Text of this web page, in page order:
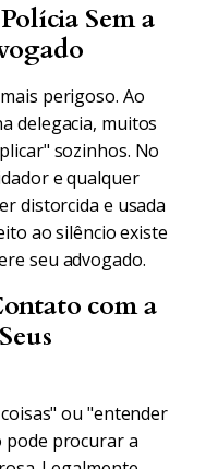
Sem a
perigoso. Ao
delegacia, muitos
sozinhos. No
e qualquer
distorcida e usada
ao silêncio existe
seu advogado.
com a
ou "entender
pode procurar a